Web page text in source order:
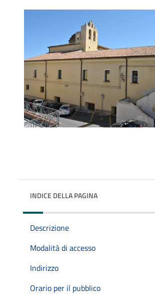
INDICE DELLA PAGINA
Descrizione
Modalità di accesso
Indirizzo
Orario per il pubblico